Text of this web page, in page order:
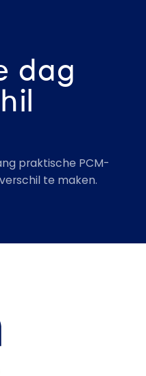
dag
praktische PCM-
te maken.